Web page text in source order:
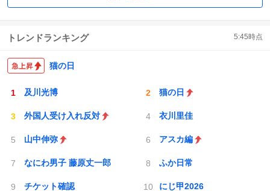
トレンドランキング 5:45時点
猫の日
及川光博 猫の日
外国人受け入れ反対 衣川里佳
山中伸弥 アスカ編
なにわ男子 藤原丈一郎 ふか日常
チケット確認 にじ甲2026